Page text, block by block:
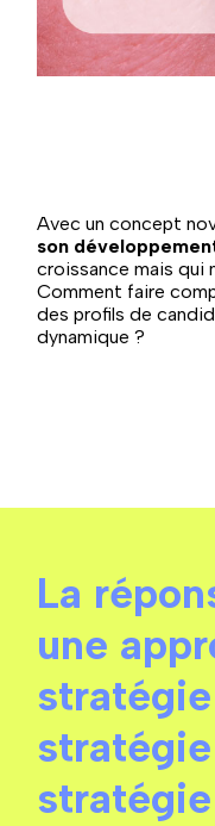
Avec un concept
son
croissance mais qui
Comment faire
des profils de
dynamique ?
La
une